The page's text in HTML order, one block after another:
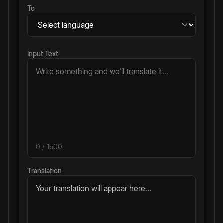
To
Input Text
0 / 1500
Translation
Your translation will appear here...